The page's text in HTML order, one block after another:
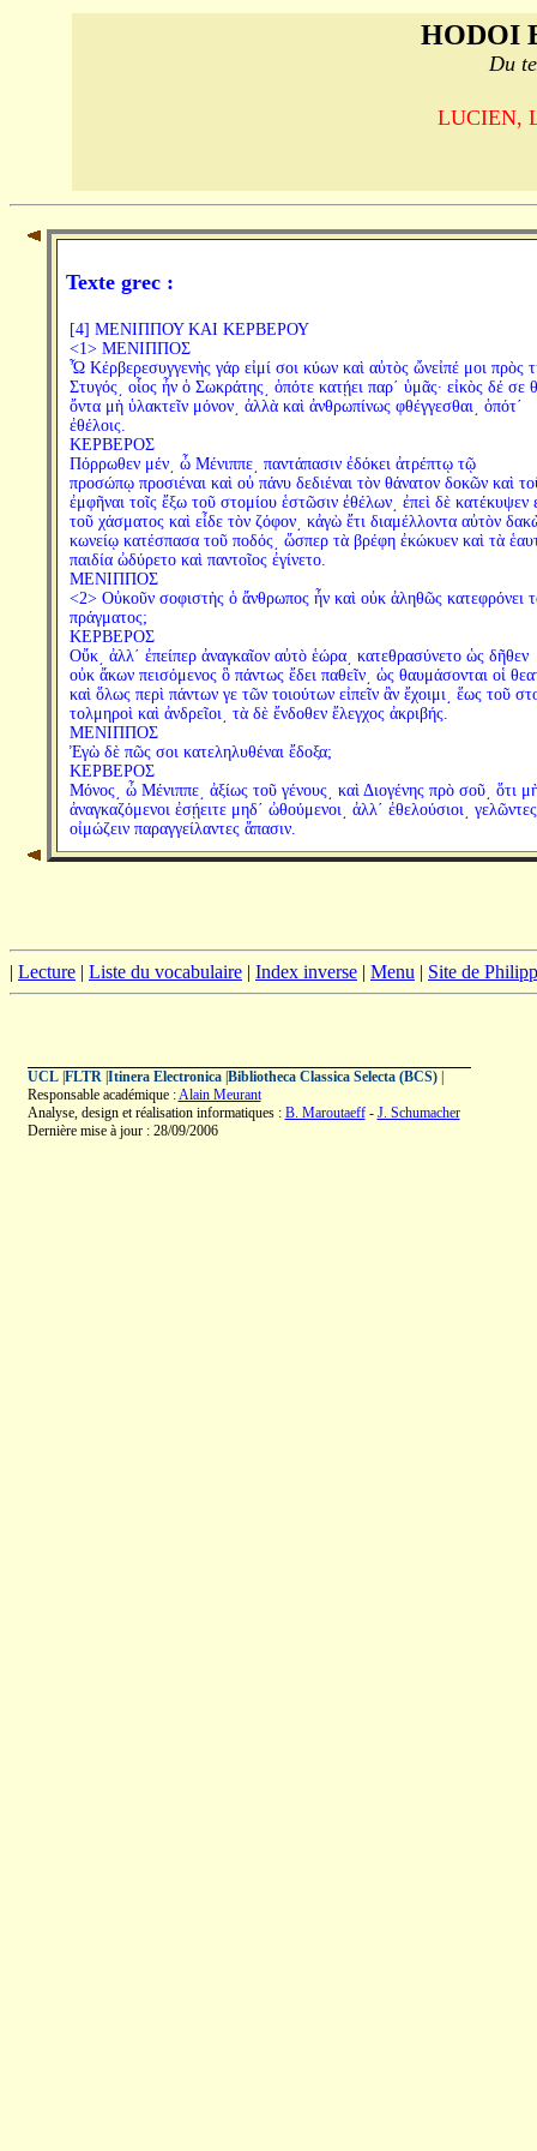
HODOI
Du
LUCIEN,
Texte grec :
[4] ΜΕΝΙΠΠΟΥ ΚΑΙ ΚΕΡΒΕΡΟΥ
<1> ΜΕΝΙΠΠΟΣ
Ὦ Κέρβερεσυγγενὴς γάρ εἰμί σοι κύων καὶ αὐτὸς ὤνεἰπέ μοι πρὸς
Στυγός͵ οἷος ἦν ὁ Σωκράτης͵ ὁπότε κατῄει παρ΄ ὑμᾶς· εἰκὸς δέ σε
ὄντα μὴ ὑλακτεῖν μόνον͵ ἀλλὰ καὶ ἀνθρωπίνως φθέγγεσθαι͵ ὁπότ΄
ἐθέλοις.
ΚΕΡΒΕΡΟΣ
Πόρρωθεν μέν͵ ὦ Μένιππε͵ παντάπασιν ἐδόκει ἀτρέπτῳ τῷ
προσώπῳ προσιέναι καὶ οὐ πάνυ δεδιέναι τὸν θάνατον δοκῶν καὶ
ἐμφῆναι τοῖς ἔξω τοῦ στομίου ἑστῶσιν ἐθέλων͵ ἐπεὶ δὲ κατέκυψεν
τοῦ χάσματος καὶ εἶδε τὸν ζόφον͵ κἀγὼ ἔτι διαμέλλοντα αὐτὸν
κωνείῳ κατέσπασα τοῦ ποδός͵ ὥσπερ τὰ βρέφη ἐκώκυεν καὶ τὰ
παιδία ὠδύρετο καὶ παντοῖος ἐγίνετο.
ΜΕΝΙΠΠΟΣ
<2> Οὐκοῦν σοφιστὴς ὁ ἄνθρωπος ἦν καὶ οὐκ ἀληθῶς κατεφρόνει
πράγματος;
ΚΕΡΒΕΡΟΣ
Οὔκ͵ ἀλλ΄ ἐπείπερ ἀναγκαῖον αὐτὸ ἑώρα͵ κατεθρασύνετο ὡς δῆθεν
οὐκ ἄκων πεισόμενος ὃ πάντως ἔδει παθεῖν͵ ὡς θαυμάσονται οἱ
καὶ ὅλως περὶ πάντων γε τῶν τοιούτων εἰπεῖν ἂν ἔχοιμι͵ ἕως τοῦ
τολμηροὶ καὶ ἀνδρεῖοι͵ τὰ δὲ ἔνδοθεν ἔλεγχος ἀκριβής.
ΜΕΝΙΠΠΟΣ
Ἐγὼ δὲ πῶς σοι κατεληλυθέναι ἔδοξα;
ΚΕΡΒΕΡΟΣ
Μόνος͵ ὦ Μένιππε͵ ἀξίως τοῦ γένους͵ καὶ Διογένης πρὸ σοῦ͵ ὅτι
ἀναγκαζόμενοι ἐσῄειτε μηδ΄ ὠθούμενοι͵ ἀλλ΄ ἐθελούσιοι͵
οἰμώζειν παραγγείλαντες ἅπασιν.
| Lecture | Liste du vocabulaire | Index inverse | Menu | Site de
UCL| FLTR| Itinera Electronica| Bibliotheca Classica Selecta (BCS)|
Responsable académique :Alain Meurant
Analyse, design et réalisation informatiques : B. Maroutaeff- J. Schumacher
Dernière mise à jour : 28/09/2006